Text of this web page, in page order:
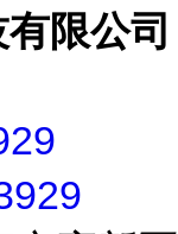
限公司